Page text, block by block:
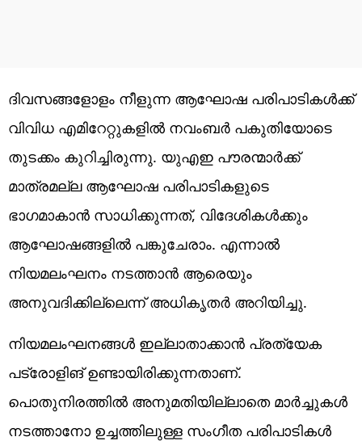
ദിവസങ്ങളോളം നീളുന്ന ആഘോഷ പരിപാടികള്‍ക്ക്
വിവിധ എമിറേറ്റുകളില്‍ നവംബര്‍ പകുതിയോടെ
തുടക്കം കുറിച്ചിരുന്നു. യുഎഇ പൗരന്മാര്‍ക്ക്
മാത്രമല്ല ആഘോഷ പരിപാടികളുടെ
ഭാഗമാകാന്‍ സാധിക്കുന്നത്, വിദേശികള്‍ക്കും
ആഘോഷങ്ങളില്‍ പങ്കുചേരാം. എന്നാല്‍
നിയമലംഘനം നടത്താന്‍ ആരെയും
അനുവദിക്കില്ലെന്ന് അധികൃതര്‍ അറിയിച്ചു.
നിയമലംഘനങ്ങള്‍ ഇല്ലാതാക്കാന്‍ പ്രത്യേക
പട്രോളിങ് ഉണ്ടായിരിക്കുന്നതാണ്.
പൊതുനിരത്തില്‍ അനുമതിയില്ലാതെ മാര്‍ച്ചുകള്‍
നടത്താനോ ഉച്ചത്തിലുള്ള സംഗീത പരിപാടികള്‍